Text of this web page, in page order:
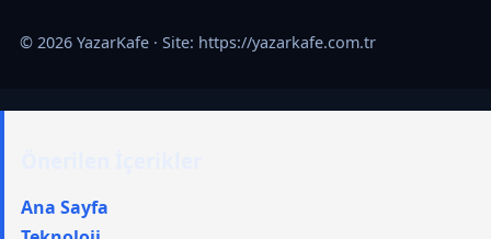
© 2026 YazarKafe · Site: https://yazarkafe.com.tr
Ana Sayfa